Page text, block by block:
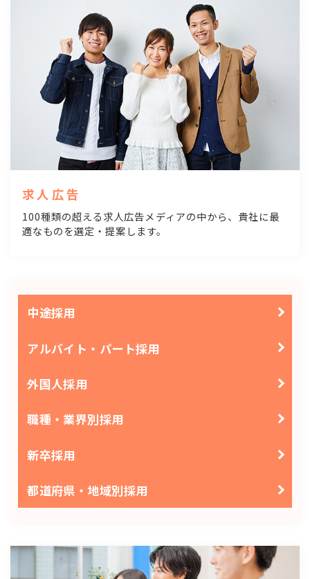
求人広告
100種類の超える求人広告メディアの中から、貴社に最
適なものを選定・提案します。
中途採用
アルバイト・パート採用
外国人採用
職種・業界別採用
新卒採用
都道府県・地域別採用